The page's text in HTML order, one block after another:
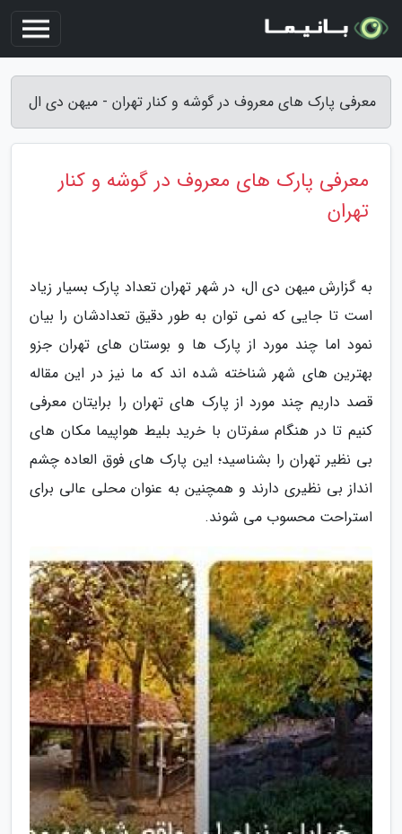
معرفی پارک های معروف در گوشه و کنار تهران - میهن دی ال
معرفی پارک های معروف در گوشه و کنار
تهران
به گزارش میهن دی ال، در شهر تهران تعداد پارک بسیار زیاد
است تا جایی که نمی توان به طور دقیق تعدادشان را بیان
نمود اما چند مورد از پارک ها و بوستان های تهران جزو
بهترین های شهر شناخته شده اند که ما نیز در این مقاله
قصد داریم چند مورد از پارک های تهران را برایتان معرفی
کنیم تا در هنگام سفرتان با خرید بلیط هواپیما مکان های
بی نظیر تهران را بشناسید؛ این پارک های فوق العاده چشم
انداز بی نظیری دارند و همچنین به عنوان محلی عالی برای
استراحت محسوب می شوند.